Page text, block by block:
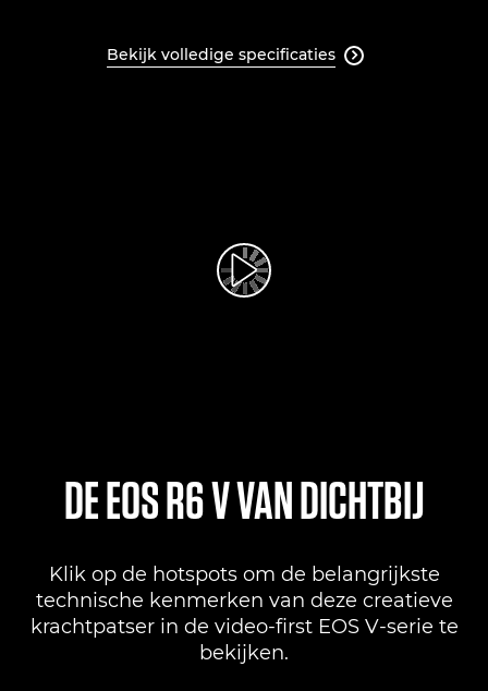
Bekijk volledige specificaties 
Video afspelen
DE EOS R6 V VAN DICHTBIJ
Klik op de hotspots om de belangrijkste
technische kenmerken van deze creatieve
krachtpatser in de video-first EOS V-serie te
bekijken.